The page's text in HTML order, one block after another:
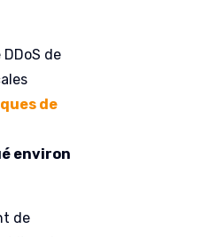
de
de
environ
de